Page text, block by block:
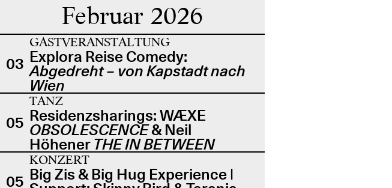
Februar 2026
03
GASTVERANSTALTUNG
Explora Reise Comedy:
Abgedreht – von Kapstadt nach
Wien
05
TANZ
Residenzsharings: WÆXE
OBSOLESCENCE& Neil
Höhener THE IN BETWEEN
05
KONZERT
Big Zis & Big Hug Experience |